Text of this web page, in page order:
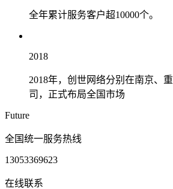
全年累计服务客户超10000个。
2018
2018年，创世网络分别在南京、
司，正式布局全国市场
Future
全国统一服务热线
13053369623
在线联系